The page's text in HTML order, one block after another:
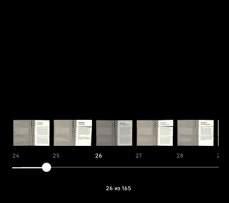
24 25 26 27 28 29
26 из 165